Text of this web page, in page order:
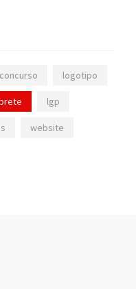
concurso logotipo
lgp
website